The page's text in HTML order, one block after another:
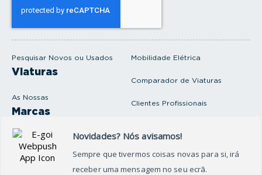
Pesquisar Novos ou Usados
Viaturas
As Nossas
Marcas
Produtos e serviços
Oficina
Mobilidade Elétrica
Comparador de Viaturas
Clientes Profissionais
Seguros Protector